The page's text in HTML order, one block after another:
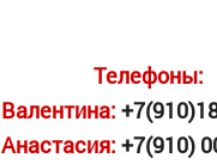
Телефоны:
Валентина: +7(910)
Анастасия: +7(910)